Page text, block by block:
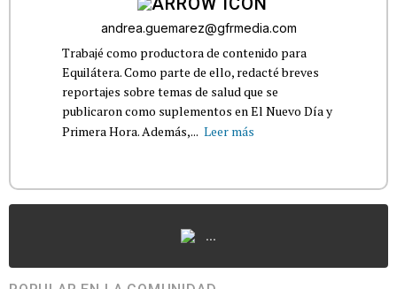
andrea.guemarez@gfrmedia.com
Trabajé como productora de contenido para
Equilátera. Como parte de ello, redacté breves
reportajes sobre temas de salud que se
publicaron como suplementos en El Nuevo Día y
Primera Hora. Además,... Leer más
...